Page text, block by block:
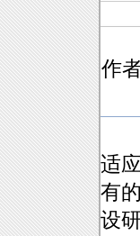
作
新
适
有
设